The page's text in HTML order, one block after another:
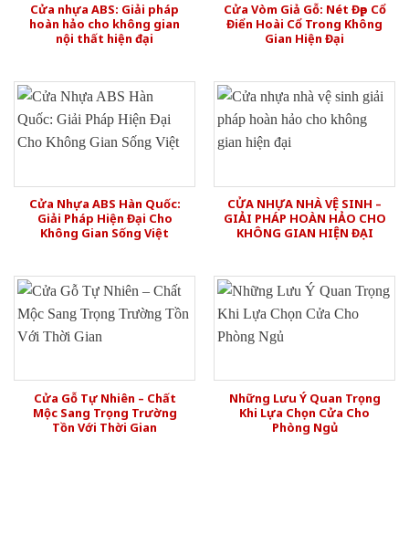
Cửa nhựa ABS: Giải pháp
hoàn hảo cho không gian
nội thất hiện đại
Cửa Vòm Giả Gỗ: Nét Đẹp Cổ
Điển Hoài Cổ Trong Không
Gian Hiện Đại
Cửa Nhựa ABS Hàn Quốc:
Giải Pháp Hiện Đại Cho
Không Gian Sống Việt
CỬA NHỰA NHÀ VỆ SINH –
GIẢI PHÁP HOÀN HẢO CHO
KHÔNG GIAN HIỆN ĐẠI
Cửa Gỗ Tự Nhiên – Chất
Mộc Sang Trọng Trường
Tồn Với Thời Gian
Những Lưu Ý Quan Trọng
Khi Lựa Chọn Cửa Cho
Phòng Ngủ